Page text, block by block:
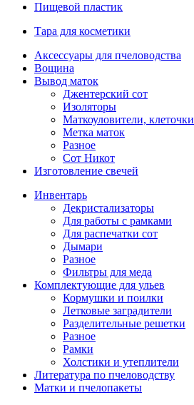
Пищевой пластик
Тара для косметики
Аксессуары для пчеловодства
Вощина
Вывод маток
Джентерский сот
Изоляторы
Маткоуловители, клеточки
Метка маток
Разное
Сот Никот
Изготовление свечей
Инвентарь
Декристализаторы
Для работы с рамками
Для распечатки сот
Дымари
Разное
Фильтры для меда
Комплектующие для ульев
Кормушки и поилки
Летковые заградители
Разделительные решетки
Разное
Рамки
Холстики и утеплители
Литература по пчеловодству
Матки и пчелопакеты